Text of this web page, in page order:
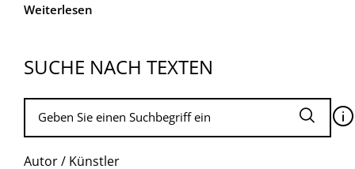
Weiterlesen
SUCHE NACH TEXTEN
🛈
Autor / Künstler